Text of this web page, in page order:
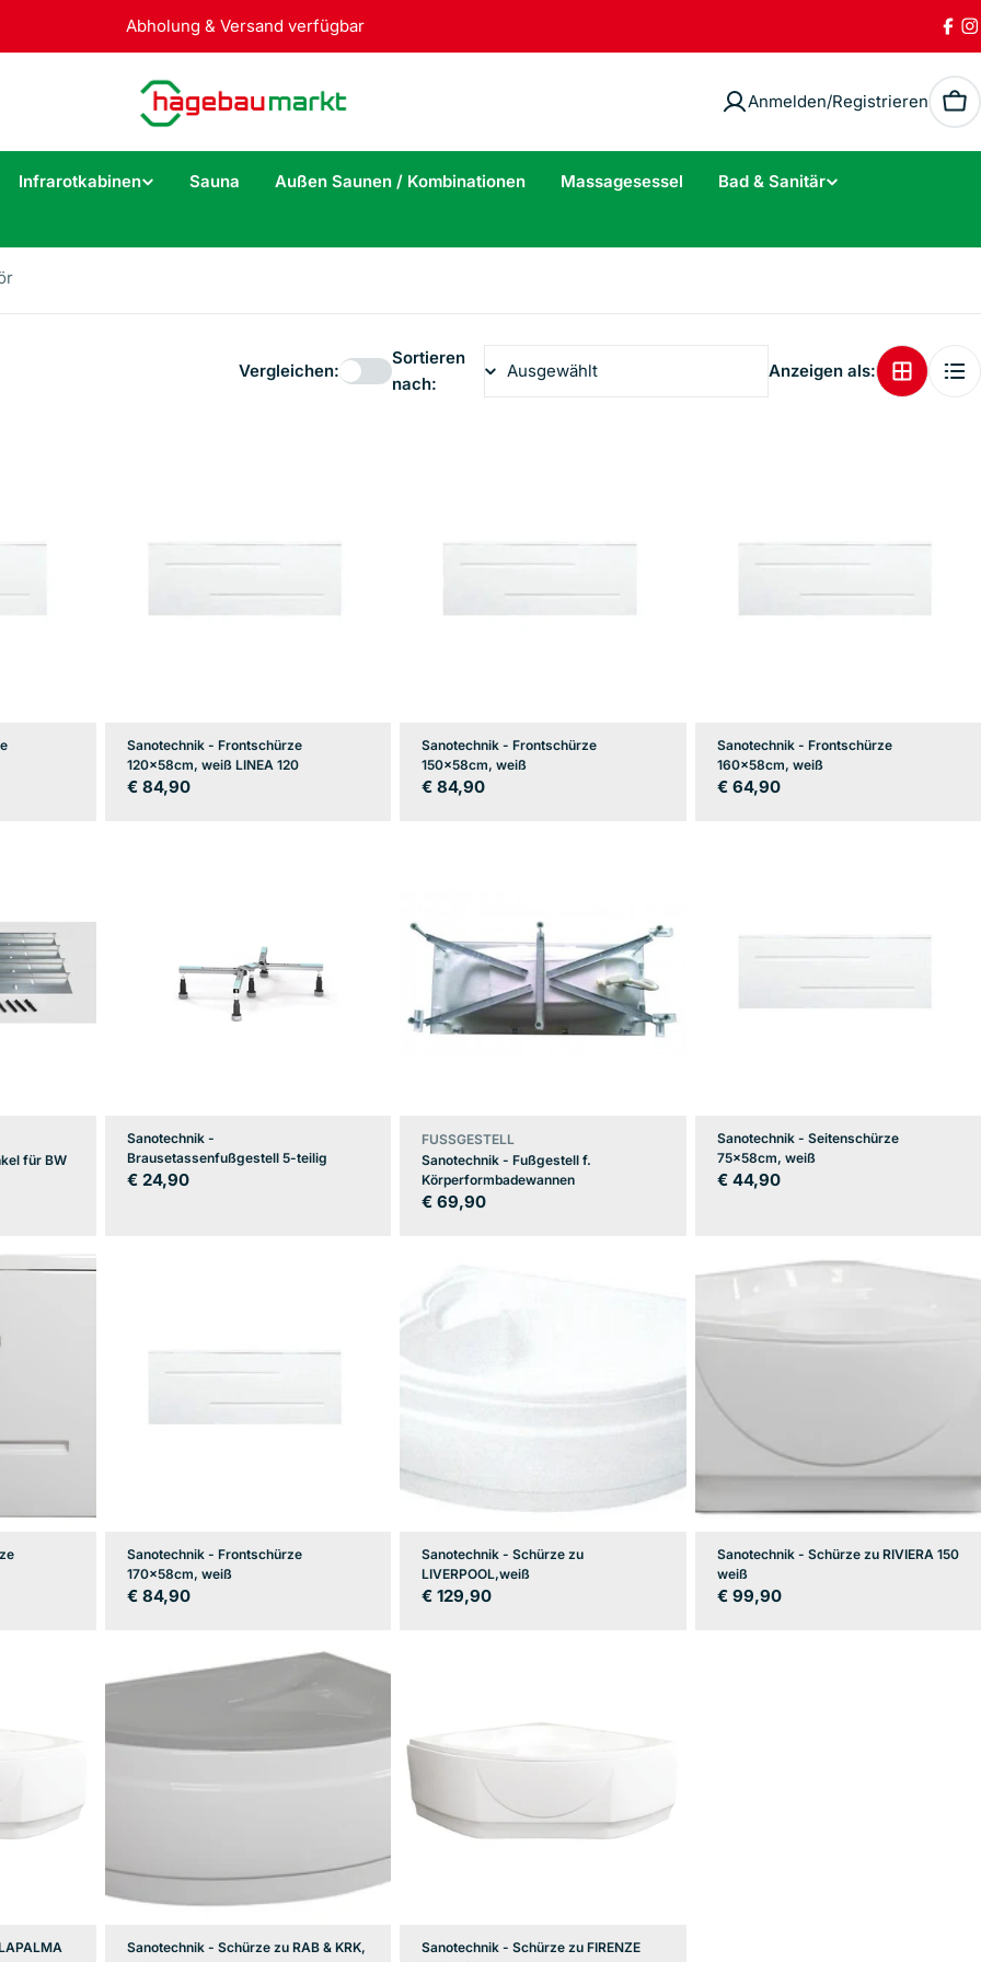
Abholung & Versand verfügbar
Anmelden/Registrieren
Infrarotkabinen Sauna Außen Saunen / Kombinationen Massagesessel
Bad & Sanitär
Vergleichen:
Sortieren
nach:
Anzeigen als:
Sanotechnik - Frontschürze
120x58cm, weiß LINEA 120
Regulärer
€ 84,90
Sanotechnik - Frontschürze
150x58cm, weiß
Regulärer
€ 84,90
Sanotechnik - Frontschürze
160x58cm, weiß
Regulärer
€ 64,90
für BW
Sanotechnik -
Brausetassenfußgestell 5-teilig
Regulärer
€ 24,90
FUSSGESTELL
Sanotechnik - Fußgestell f.
Körperformbadewannen
Regulärer
€ 69,90
Sanotechnik - Seitenschürze
75x58cm, weiß
Regulärer
€ 44,90
Sanotechnik - Frontschürze
170x58cm, weiß
Regulärer
€ 84,90
Sanotechnik - Schürze zu
LIVERPOOL,weiß
Regulärer
€ 129,90
Sanotechnik - Schürze zu RIVIERA 150
weiß
Regulärer
€ 99,90
Sanotechnik - Schürze zu RAB & KRK,
Sanotechnik - Schürze zu FIRENZE